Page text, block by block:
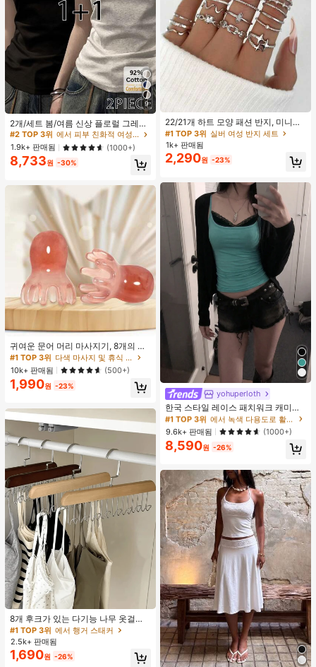
9
2개/세트 봄/여름 신상 플로럴 그레이
+ 블랙 반팔 티셔츠, 여성 슬림핏 솔리
드 컬러 언더셔츠 캐주얼
#2 TOP 3위
에서 피부 친화적 여성 상의, 블라우스 & 티
높은 재방문 고객
#2 TOP 3위
에서 피부 친화적 여성 상의, 블라우스 & 티
높은 재방문 고객
#2 TOP 3위
에서 피부 친화적 여성 상의, 블라우스 & 티
높은 재방문 고객
#2 TOP 3위
에서 피부 친화적 여성 상의, 블라우스 & 티
1.9k+ 판매됨 (1000+)
8,733원 -30%
귀여운 문어 머리 마사지기, 8개의 촉
수, 머리 마사지기, 괄사 페이셜 도구,
머리 & 몸 이완, 독특한 마사지 포인
트, 수동 딥 티슈 마사지 도구, 학교, 개
학, 여행, 여행 필수품, 가정 필수품, 스
#1 TOP 3위
다색 마사지 및 휴식 도구
10k+ 판매됨
(500+)
1,990원 -23%
8개 후크가 있는 다기능 나무 옷걸이
360도 회전 옷장 수납 후크 랙 상의
조끼 및 의류용 공간 절약 정리대
#1 TOP 3위 에서 행거 스태커
2.5k+ 판매됨
1,690원 -26%
22/21개 하트 모양 패션 반지, 미니멀
리스트 크리스탈 임베디드 보헤미안
기하학 반지 세트, 발렌타인데이, 어머
니날 선물
#1 TOP 3위
실버 여성 반지 세트
거의 매진!
#1 TOP 3위 실버 여성 반지 세트
거의 매진!
#1 TOP 3위 실버 여성 반지 세트
거의 매진!
#1 TOP 3위 실버 여성 반지 세트
1k+ 판매됨
2,290원 -23%
yohuperloth
한국 스타일 레이스 패치워크 캐미솔
탱크 탑, Y2K 에스테틱, 스트리트웨어
캐주얼 여름
#1 TOP 3위
거의 매진!
#1 TOP 3위
에서 녹색 다용도로 활용 가능한 데일리 탑
거의 매진!
#1 TOP 3위
에서 녹색 다용도로 활용 가능한 데일리 탑
거의 매진!
#1 TOP 3위
에서 녹색 다용도로 활용 가능한 데일리 탑
9.6k+ 판매됨 (1000+)
8,590원 -26%